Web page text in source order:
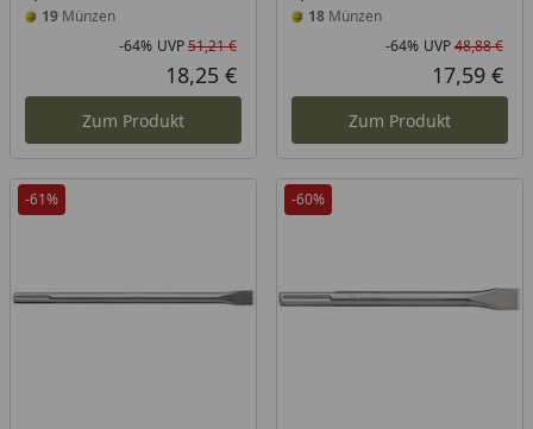
19 Münzen
Rabatt in Prozent
-64%
Ursprünglicher Preis
UVP51,21 €
Aktueller Preis
18,25 €
Zum Produkt
18Münzen
-64% UVP48,88 €
17,59 €
Zum Produkt
-61% -60%